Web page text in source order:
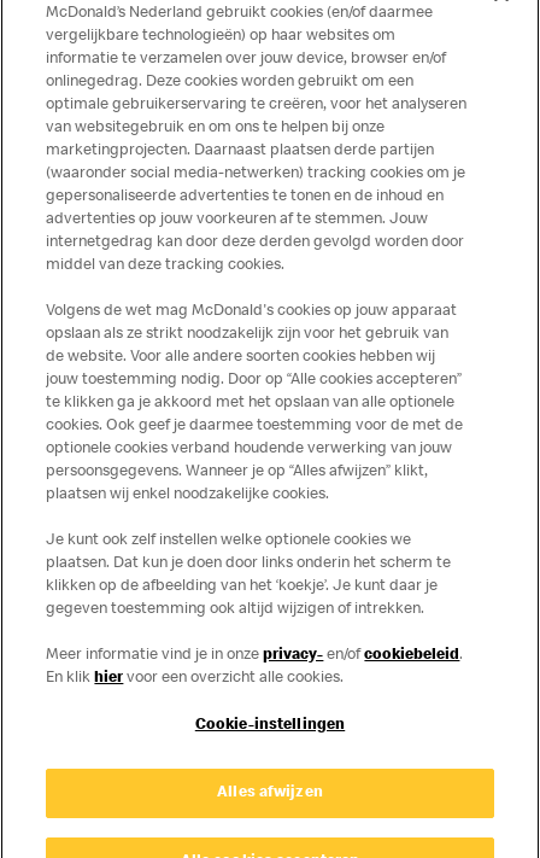
Zet Family Mode ‘AAN’
Maak eigen Avatars, speel de nieuwe Quiz Time game, doe mee met
Bestel Bingo en ontdek nog véél meer fun. Dat wordt samen
genieten!
Over ons
Services
Contact
Privacy Cookies
McDonald’s Nederland gebruikt cookies (en/of daarmee
vergelijkbare technologieën) op haar websites om
informatie te verzamelen over jouw device, browser en/of
onlinegedrag. Deze cookies worden gebruikt om een
optimale gebruikerservaring te creëren, voor het analyseren
van websitegebruik en om ons te helpen bij onze
marketingprojecten. Daarnaast plaatsen derde partijen
(waaronder social media-netwerken) tracking cookies om je
gepersonaliseerde advertenties te tonen en de inhoud en
advertenties op jouw voorkeuren af te stemmen. Jouw
internetgedrag kan door deze derden gevolgd worden door
middel van deze tracking cookies.
Volgens de wet mag McDonald's cookies op jouw apparaat
opslaan als ze strikt noodzakelijk zijn voor het gebruik van
de website. Voor alle andere soorten cookies hebben wij
jouw toestemming nodig. Door op “Alle cookies accepteren”
te klikken ga je akkoord met het opslaan van alle optionele
cookies. Ook geef je daarmee toestemming voor de met de
optionele cookies verband houdende verwerking van jouw
persoonsgegevens. Wanneer je op “Alles afwijzen” klikt,
plaatsen wij enkel noodzakelijke cookies.
Je kunt ook zelf instellen welke optionele cookies we
plaatsen. Dat kun je doen door links onderin het scherm te
klikken op de afbeelding van het ‘koekje’. Je kunt daar je
gegeven toestemming ook altijd wijzigen of intrekken.
Meer informatie vind je in onzeprivacy- en/ofcookiebeleid.
En klikhier voor een overzicht alle cookies.
Cookie-instellingen
Alles afwijzen